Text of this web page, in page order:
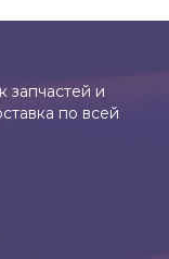
запчастей и
по всей